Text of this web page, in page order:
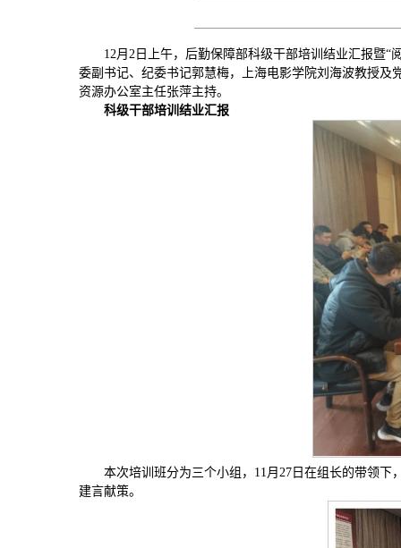
12月2日上午，后勤保障部科级干部培训结业汇报暨
委副书记、纪委书记郭慧梅，上海电影学院刘海波教授
资源办公室主任张萍主持。
科级干部培训结业汇报
本次培训班分为三个小组，11月27日在组长的带领
建言献策。